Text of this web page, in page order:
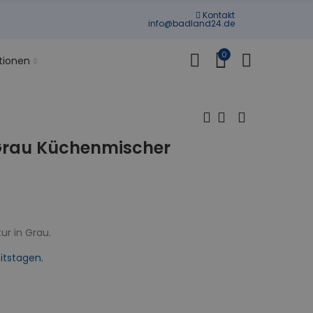
Kontakt
info@badland24.de
0
Küchenmischer
in Grau.